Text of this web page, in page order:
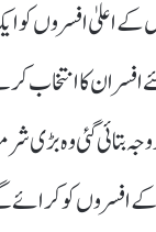
کے اعلیٰ افسروں کو
کا انتخاب
بتائی گئی وہ بڑی
افسروں کو کرائے